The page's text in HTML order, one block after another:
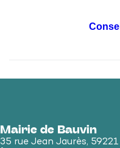
Mairie de Bauvin
35 rue Jean Jaurès,